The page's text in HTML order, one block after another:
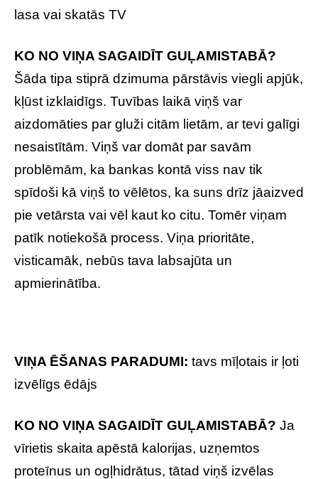
lasa vai skatās TV
KO NO VIŅA SAGAIDĪT GUĻAMISTABĀ?
Šāda tipa stiprā dzimuma pārstāvis viegli apjūk,
kļūst izklaidīgs. Tuvības laikā viņš var
aizdomāties par gluži citām lietām, ar tevi galīgi
nesaistītām. Viņš var domāt par savām
problēmām, ka bankas kontā viss nav tik
spīdoši kā viņš to vēlētos, ka suns drīz jāaizved
pie vetārsta vai vēl kaut ko citu. Tomēr viņam
patīk notiekošā process. Viņa prioritāte,
visticamāk, nebūs tava labsajūta un
apmierinātība.
VIŅA ĒŠANAS PARADUMI: tavs mīļotais ir ļoti
izvēlīgs ēdājs
KO NO VIŅA SAGAIDĪT GUĻAMISTABĀ? Ja
vīrietis skaita apēstā kalorijas, uzņemtos
proteīnus un ogļhidrātus, tātad viņš izvēlas